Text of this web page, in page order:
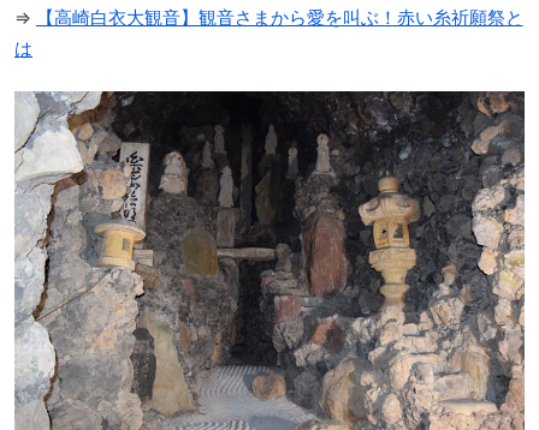
⇒
【高崎白衣大観音】観音さまから愛を叫ぶ！赤い糸祈願祭と
は